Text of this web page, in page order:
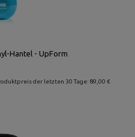
Hantel - UpForm
der letzten 30 Tage: 89,00 €